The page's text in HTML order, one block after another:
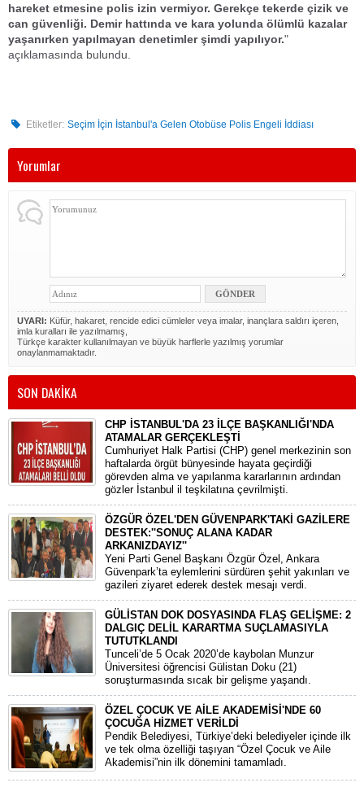
hareket etmesine polis izin vermiyor. Gerekçe tekerde çizik ve
can güvenliği. Demir hattında ve kara yolunda ölümlü kazalar
yaşanırken yapılmayan denetimler şimdi yapılıyor."
açıklamasında bulundu.
Etiketler: Seçim İçin İstanbul'a Gelen Otobüse Polis Engeli İddiası
Yorumlar
UYARI: Küfür, hakaret, rencide edici cümleler veya imalar, inançlara saldırı içeren,
imla kuralları ile yazılmamış,
Türkçe karakter kullanılmayan ve büyük harflerle yazılmış yorumlar
onaylanmamaktadır.
SON DAKİKA
CHP İSTANBUL'DA 23 İLÇE BAŞKANLIĞI'NDA
ATAMALAR GERÇEKLEŞTİ
​Cumhuriyet Halk Partisi (CHP) genel merkezinin son
haftalarda örgüt bünyesinde hayata geçirdiği
görevden alma ve yapılanma kararlarının ardından
gözler İstanbul il teşkilatına çevrilmişti.
ÖZGÜR ÖZEL'DEN GÜVENPARK'TAKİ GAZİLERE
DESTEK:''SONUÇ ALANA KADAR
ARKANIZDAYIZ''
​Yeni Parti Genel Başkanı Özgür Özel, Ankara
Güvenpark’ta eylemlerini sürdüren şehit yakınları ve
gazileri ziyaret ederek destek mesajı verdi.
GÜLİSTAN DOK DOSYASINDA FLAŞ GELİŞME: 2
DALGIÇ DELİL KARARTMA SUÇLAMASIYLA
TUTUTKLANDI
​Tunceli’de 5 Ocak 2020’de kaybolan Munzur
Üniversitesi öğrencisi Gülistan Doku (21)
soruşturmasında sıcak bir gelişme yaşandı.
ÖZEL ÇOCUK VE AİLE AKADEMİSİ'NDE 60
ÇOCUĞA HİZMET VERİLDİ
Pendik Belediyesi, Türkiye’deki belediyeler içinde ilk
ve tek olma özelliği taşıyan “Özel Çocuk ve Aile
Akademisi”nin ilk dönemini tamamladı.